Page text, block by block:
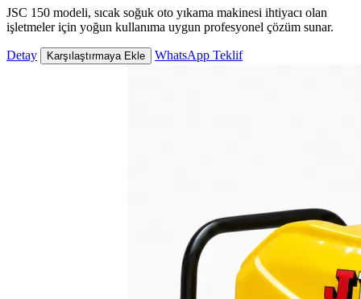
JSC 150 modeli, sıcak soğuk oto yıkama makinesi ihtiyacı olan
işletmeler için yoğun kullanıma uygun profesyonel çözüm sunar.
Detay Karşılaştırmaya Ekle WhatsApp Teklif